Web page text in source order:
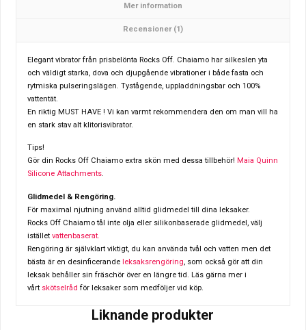
Mer information
Recensioner (1)
Elegant vibrator från prisbelönta Rocks Off. Chaiamo har silkeslen yta
och väldigt starka, dova och djupgående vibrationer i både fasta och
rytmiska pulseringslägen. Tystågende, uppladdningsbar och 100%
vattentät.
En riktig MUST HAVE ! Vi kan varmt rekommendera den om man vill ha
en stark stav alt klitorisvibrator.
Tips!
Gör din Rocks Off Chaiamo extra skön med dessa tillbehör! Maia Quinn
Silicone Attachments.
Glidmedel & Rengöring.
För maximal njutning använd alltid glidmedel till dina leksaker.
Rocks Off Chaiamo tål inte olja eller silikonbaserade glidmedel, välj
iställetvattenbaserat.
Rengöring är självklart viktigt, du kan använda tvål och vatten men det
bästa är en desinficerande leksaksrengöring, som också gör att din
leksak behåller sin fräschör över en längre tid. Läs gärna mer i
vårt skötselråd för leksaker som medföljer vid köp.
Liknande produkter